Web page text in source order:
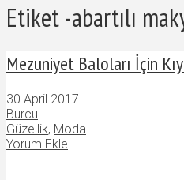
Etiket -abartılı
Mezuniyet Baloları İçin
30 April 2017
Burcu
Güzellik, Moda
Yorum Ekle